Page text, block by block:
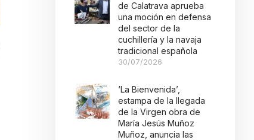
de Calatrava aprueba
una moción en defensa
del sector de la
cuchillería y la navaja
tradicional española
30/07/2026
‘La Bienvenida’,
estampa de la llegada
de la Virgen obra de
María Jesús Muñoz
Muñoz, anuncia las